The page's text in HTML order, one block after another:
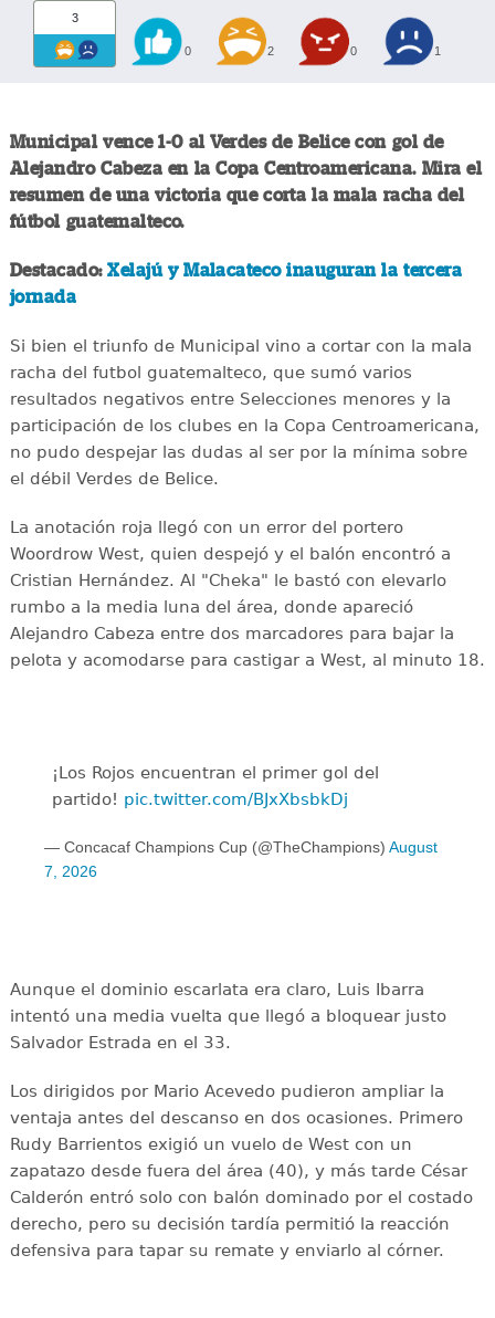
3
0 2 0 1
Municipal vence 1-0 al Verdes de Belice con gol de
Alejandro Cabeza en la Copa Centroamericana. Mira el
resumen de una victoria que corta la mala racha del
fútbol guatemalteco.
Destacado:Xelajú y Malacateco inauguran la tercera
jornada
Si bien el triunfo de Municipal vino a cortar con la mala
racha del futbol guatemalteco, que sumó varios
resultados negativos entre Selecciones menores y la
participación de los clubes en la Copa Centroamericana,
no pudo despejar las dudas al ser por la mínima sobre
el débil Verdes de Belice.
La anotación roja llegó con un error del portero
Woordrow West, quien despejó y el balón encontró a
Cristian Hernández. Al "Cheka" le bastó con elevarlo
rumbo a la media luna del área, donde apareció
Alejandro Cabeza entre dos marcadores para bajar la
pelota y acomodarse para castigar a West, al minuto 18.
¡Los Rojos encuentran el primer gol del
partido! pic.twitter.com/BJxXbsbkDj
— Concacaf Champions Cup (@TheChampions) August
7, 2026
Aunque el dominio escarlata era claro, Luis Ibarra
intentó una media vuelta que llegó a bloquear justo
Salvador Estrada en el 33.
Los dirigidos por Mario Acevedo pudieron ampliar la
ventaja antes del descanso en dos ocasiones. Primero
Rudy Barrientos exigió un vuelo de West con un
zapatazo desde fuera del área (40), y más tarde César
Calderón entró solo con balón dominado por el costado
derecho, pero su decisión tardía permitió la reacción
defensiva para tapar su remate y enviarlo al córner.